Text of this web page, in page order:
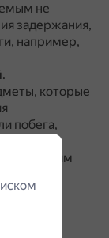
не
задержания,
например,
.
которые
побега,
пешим
с
за